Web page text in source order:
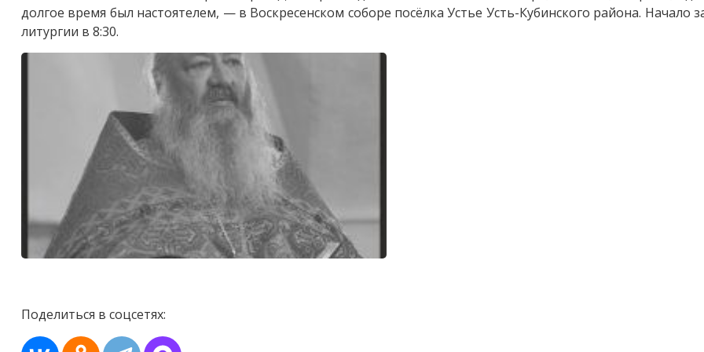
долгое время был настоятелем, — в Воскресенском соборе посёлка Устье Усть-Кубинского района. Начало
литургии в 8:30.
Поделиться в соцсетях: